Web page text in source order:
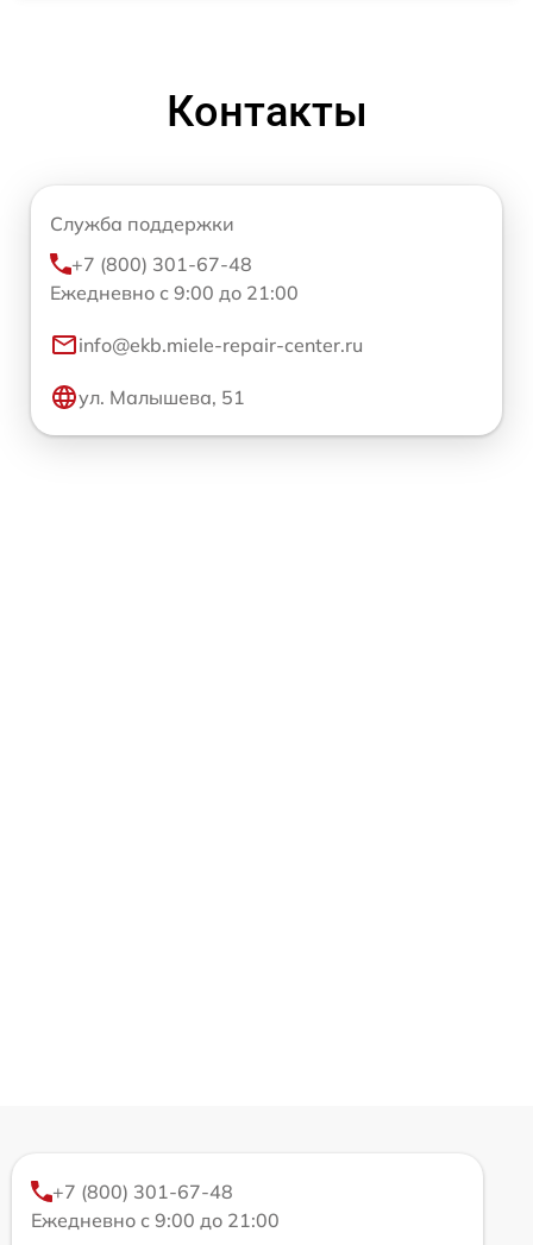
Контакты
Служба поддержки
+7 (800) 301-67-48
Ежедневно с 9:00 до 21:00
info@ekb.miele-repair-center.ru
ул. Малышева, 51
+7 (800) 301-67-48
Ежедневно с 9:00 до 21:00